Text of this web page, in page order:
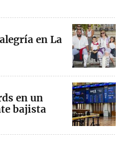
en La
en un
bajista